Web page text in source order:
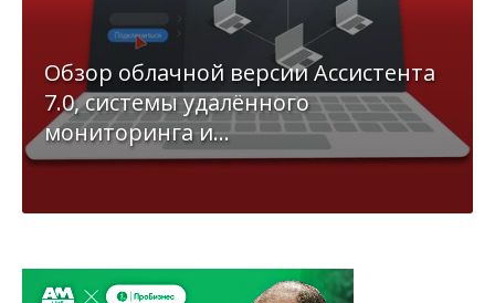
Обзор облачной версии Ассистента
7.0, системы удалённого
мониторинга и...